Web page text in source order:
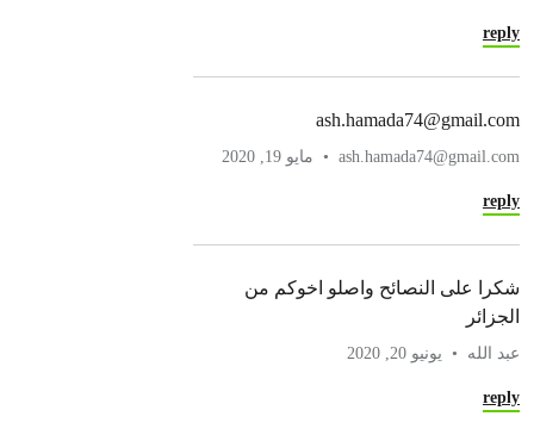
reply
ash.hamada74@gmail.com
ash.hamada74@gmail.com مايو 19, 2020
reply
شكرا على النصائح واصلو اخوكم من
الجزائر
عبد الله يونيو 20, 2020
reply